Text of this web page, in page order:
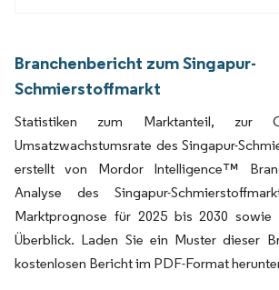
Branchenbericht zum Singapur-
Schmierstoffmarkt
Statistiken zum Marktanteil, zur
Umsatzwachstumsrate des Singapur-
erstellt von Mordor Intelligence™
Analyse des Singapur-
Marktprognose für 2025 bis 2030 sowie
Überblick. Laden Sie ein Muster dieser
kostenlosen Bericht im PDF-Format